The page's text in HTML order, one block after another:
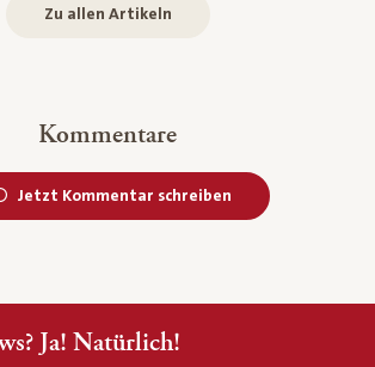
Zu allen Artikeln
Kommentare
Jetzt Kommentar schreiben
Ja! Natürlich!